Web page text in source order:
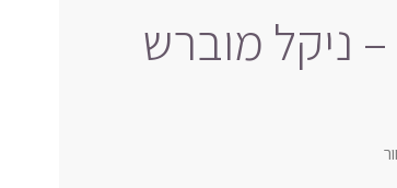
ניקל מוברש